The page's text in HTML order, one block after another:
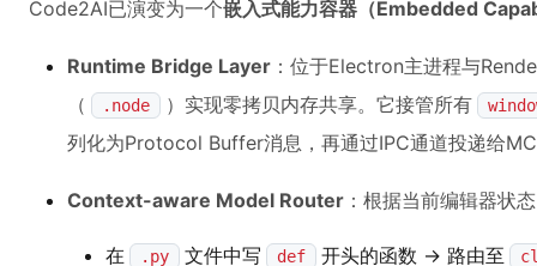
Code2AI已演变为一个嵌入式能力容器（Embedded
Runtime Bridge Layer ：位于Electron主进程与
（
.node ）实现零拷贝内存共享。它接管所有
列化为Protocol Buffer消息，再通过IPC通道投递给
Context-aware Model Router ：根据当前编辑器状
在 .py 文件中写 def 开头的函数 → 路由至